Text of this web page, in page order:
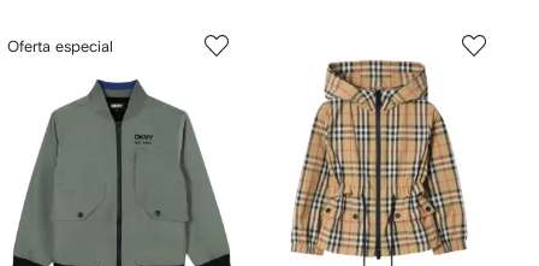
Oferta especial